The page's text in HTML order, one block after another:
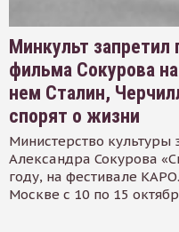
Минкульт запретил
фильма Сокурова
нем Сталин,
спорят о жизни
Министерство культуры
Александра Сокурова
году, на фестивале
Москве с 10 по 15